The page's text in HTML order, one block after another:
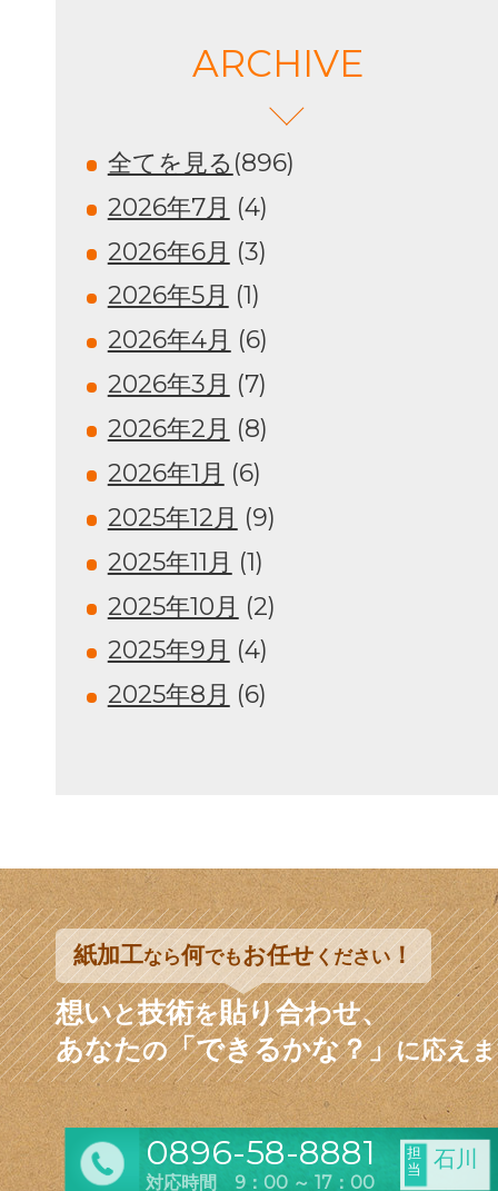
ARCHIVE
全てを見る (896)
2026年7月 (4)
2026年6月 (3)
2026年5月 (1)
2026年4月 (6)
2026年3月 (7)
2026年2月 (8)
2026年1月 (6)
2025年12月 (9)
2025年11月 (1)
2025年10月 (2)
2025年9月 (4)
2025年8月 (6)
紙加工なら何でもお任せください！
想いと技術を貼り合わせ、
あなたの「できるかな？」に応え
0896-58-8881
対応時間 9：00 ～ 17：00
担
当
石川